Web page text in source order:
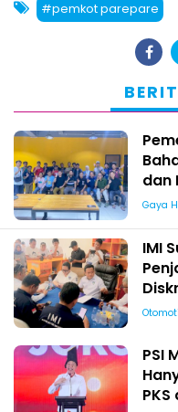
#pemkot parepare
dan
Gaya
IMI
PSI